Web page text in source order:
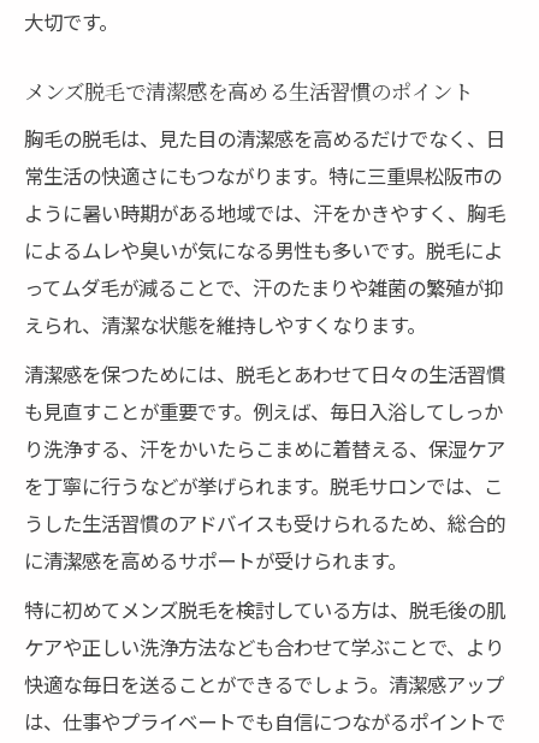
三重県メンズ脱毛の口コミや評判の傾向を
紹介
松阪市の脱毛サロンが選ばれる基準を解説
注目のメンズ脱毛で胸毛悩みが解消できる
理由
三重県男性の胸毛脱毛に最適な選び方とは
三重県で胸毛脱毛を選ぶ際の重要なポイン
ト解説
メンズ脱毛で比較したい効果と施術プラン
の違い
医療脱毛とサロン脱毛の選び方と失敗しな
いコツ
胸毛脱毛で後悔しないためのクリニック選
定法
三重県メンズ脱毛で理想の仕上がりを目指
す方法
大切です。
メンズ脱毛で清潔感を高める生活習慣のポイント
胸毛の脱毛は、見た目の清潔感を高めるだけでなく、日
常生活の快適さにもつながります。特に三重県松阪市の
ように暑い時期がある地域では、汗をかきやすく、胸毛
によるムレや臭いが気になる男性も多いです。脱毛によ
ってムダ毛が減ることで、汗のたまりや雑菌の繁殖が抑
えられ、清潔な状態を維持しやすくなります。
清潔感を保つためには、脱毛とあわせて日々の生活習慣
も見直すことが重要です。例えば、毎日入浴してしっか
り洗浄する、汗をかいたらこまめに着替える、保湿ケア
を丁寧に行うなどが挙げられます。脱毛サロンでは、こ
うした生活習慣のアドバイスも受けられるため、総合的
に清潔感を高めるサポートが受けられます。
特に初めてメンズ脱毛を検討している方は、脱毛後の肌
ケアや正しい洗浄方法なども合わせて学ぶことで、より
快適な毎日を送ることができるでしょう。清潔感アップ
は、仕事やプライベートでも自信につながるポイントで